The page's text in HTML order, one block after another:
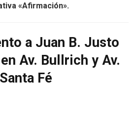
«Afirmación».
a Juan B. Justo
Av. Bullrich y Av.
Santa Fé